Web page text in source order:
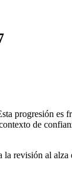
progresión es
de
revisión al alza